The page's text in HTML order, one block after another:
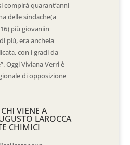
compirà quarant’anni
delle sindache(a
più giovaniin
più, era anchela
con i gradi da
Oggi Viviana Verri è
di opposizione
VIENE A
LAROCCA
CHIMICI